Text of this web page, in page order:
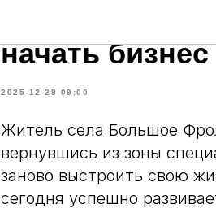
Нацпроект
начать
2025-12-29 09:00
Житель села Большое
вернувшись из зоны
заново выстроить свою
сегодня успешно